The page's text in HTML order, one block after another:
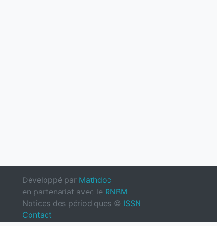
Développé par Mathdoc
en partenariat avec le RNBM
Notices des périodiques © ISSN
Contact